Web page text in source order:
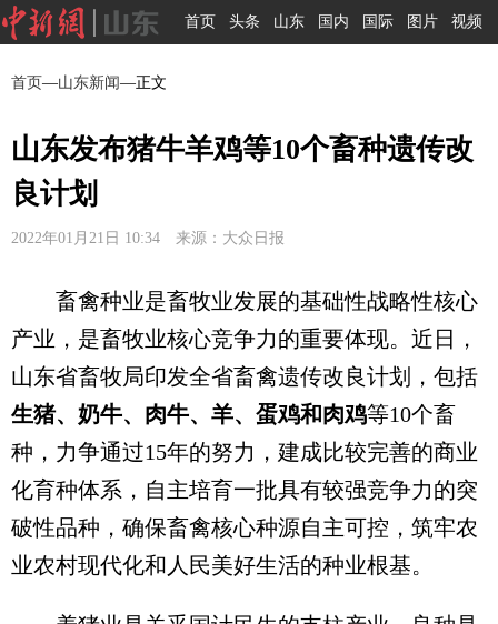
首页 头条 山东 国内 国际 图片 视频
首页—山东新闻—正文
山东发布猪牛羊鸡等10个畜种遗传改
良计划
2022年01月21日 10:34 来源：大众日报
畜禽种业是畜牧业发展的基础性战略性核心
产业，是畜牧业核心竞争力的重要体现。近日，
山东省畜牧局印发全省畜禽遗传改良计划，包括
生猪、奶牛、肉牛、羊、蛋鸡和肉鸡等10个畜
种，力争通过15年的努力，建成比较完善的商业
化育种体系，自主培育一批具有较强竞争力的突
破性品种，确保畜禽核心种源自主可控，筑牢农
业农村现代化和人民美好生活的种业根基。